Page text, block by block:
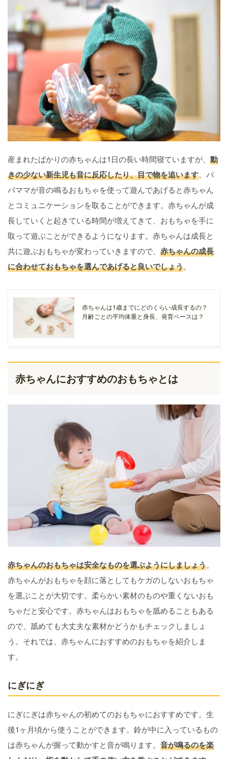
産まれたばかりの赤ちゃんは1日の長い時間寝ていますが、 動
きの少ない新生児も音に反応したり、目で物を追います。パ
パママが音の鳴るおもちゃを使って遊んであげると赤ちゃん
とコミュニケーションを取ることができます。赤ちゃんが成
長していくと起きている時間が増えてきて、おもちゃを手に
取って遊ぶことができるようになります。赤ちゃんは成長と
共に遊ぶおもちゃが変わっていきますので、 赤ちゃんの成長
に合わせておもちゃを選んであげると良いでしょう。
赤ちゃんは1歳までにどのくらい成長するの？
月齢ごとの平均体重と身長、発育ペースは？
赤ちゃんにおすすめのおもちゃとは
赤ちゃんのおもちゃは安全なものを選ぶようにしましょう。
赤ちゃんがおもちゃを顔に落としてもケガのしないおもちゃ
を選ぶことが大切です。柔らかい素材のものや重くないおも
ちゃだと安心です。赤ちゃんはおもちゃを舐めることもある
ので、舐めても大丈夫な素材かどうかもチェックしましょ
う。それでは、赤ちゃんにおすすめのおもちゃを紹介しま
す。
にぎにぎ
にぎにぎは赤ちゃんの初めてのおもちゃにおすすめです。生
後1ヶ月頃から使うことができます。鈴が中に入っているもの
は赤ちゃんが握って動かすと音が鳴ります。 音が鳴るのを楽